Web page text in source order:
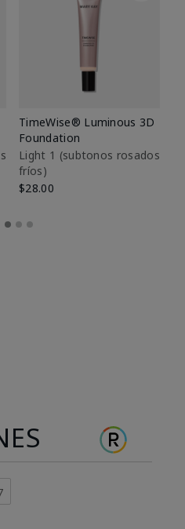
TimeWise® Luminous 3D
Foundation
Light 1​ (subtonos rosados
fríos)
$28.00